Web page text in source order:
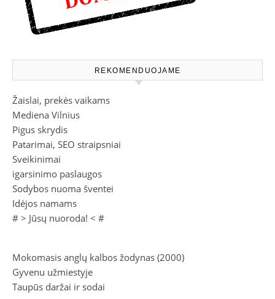
REKOMENDUOJAME
Žaislai, prekės vaikams
Mediena Vilnius
Pigus skrydis
Patarimai, SEO straipsniai
Sveikinimai
igarsinimo paslaugos
Sodybos nuoma šventei
Idėjos namams
# > Jūsų nuoroda! < #
Mokomasis anglų kalbos žodynas (2000)
Gyvenu užmiestyje
Taupūs daržai ir sodai